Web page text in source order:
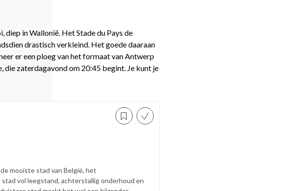
in Wallonië. Het Stade du Pays de
drastisch verkleind. Het goede daaraan
er een ploeg van het formaat van Antwerp
die zaterdagavond om 20:45 begint. Je kunt je
mooiste stad van België, het
vol leegstand, achterstallig onderhoud en